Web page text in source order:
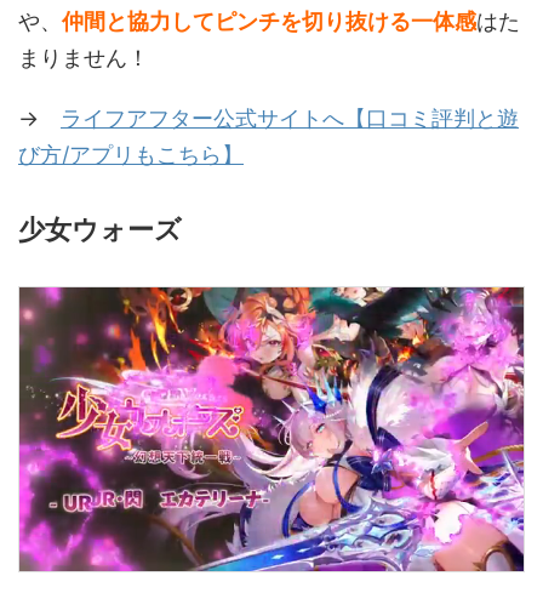
や、 仲間と協力してピンチを切り抜ける一体感はた
まりません！
→ ライフアフター公式サイトへ【口コミ評判と遊
び方/アプリもこちら】
少女ウォーズ